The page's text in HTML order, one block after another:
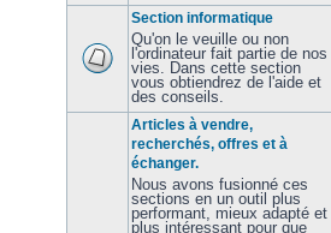
Section informatique
Qu'on le veuille ou non
l'ordinateur fait partie de nos
vies. Dans cette section
vous obtiendrez de l'aide et
des conseils.
Articles à vendre,
recherchés, offres et à
échanger.
Nous avons fusionné ces
sections en un outil plus
performant, mieux adapté et
plus intéressant pour que